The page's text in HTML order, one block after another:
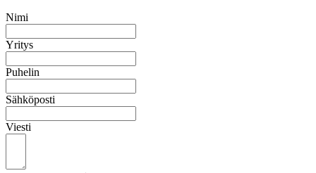
Nimi
Yritys
Puhelin
Sähköposti
Viesti